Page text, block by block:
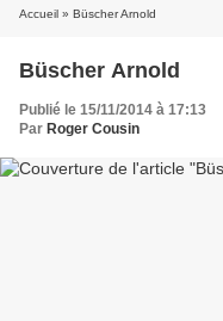
Accueil » Büscher Arnold
Büscher Arnold
Publié le 15/11/2014 à 17:13
Par Roger Cousin